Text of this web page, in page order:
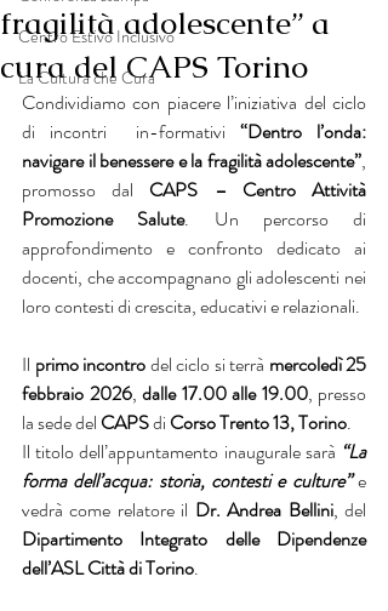
Centro Estivo Inclusivo
La Cultura che Cura
fragilità adolescente” a
cura del CAPS Torino
Condividiamo con piacere l’iniziativa del ciclo
di incontri  in-formativi “Dentro l’onda:
navigare il benessere e la fragilità adolescente”,
promosso dal CAPS – Centro Attività
Promozione Salute. Un percorso di
approfondimento e confronto dedicato ai
docenti, che accompagnano gli adolescenti nei
loro contesti di crescita, educativi e relazionali.
Il primo incontro del ciclo si terrà mercoledì 25
febbraio 2026, dalle 17.00 alle 19.00, presso
la sede del CAPS di Corso Trento 13, Torino.
Il titolo dell’appuntamento inaugurale sarà “La
forma dell’acqua: storia, contesti e culture” e
vedrà come relatore il Dr. Andrea Bellini
Dipartimento Integrato delle Dipendenze
dell’ASL Città di Torino.